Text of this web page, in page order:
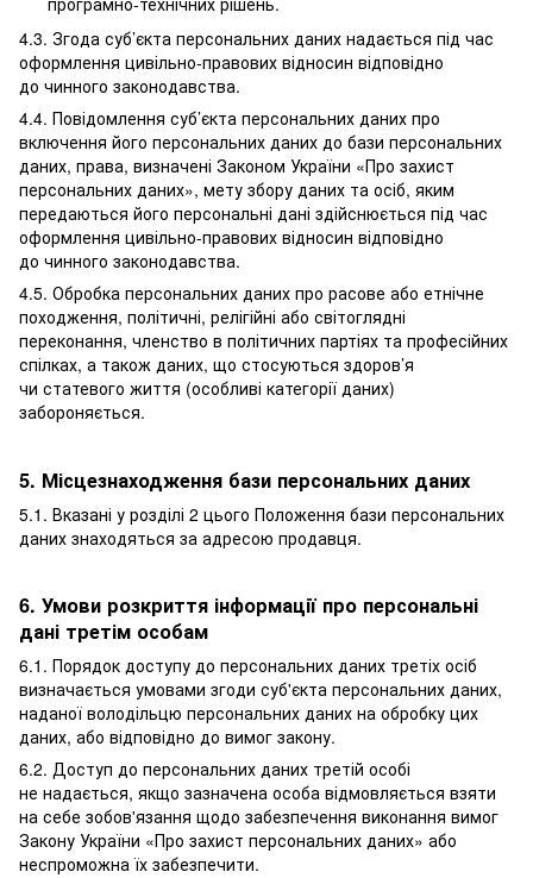
4.3. Згода суб’єкта персональних даних надається під час
оформлення цивільно-правових відносин відповідно
до чинного законодавства.
4.4. Повідомлення суб’єкта персональних даних про
включення його персональних даних до бази персональних
даних, права, визначені Законом України «Про захист
персональних даних», мету збору даних та осіб, яким
передаються його персональні дані здійснюється під час
оформлення цивільно-правових відносин відповідно
до чинного законодавства.
4.5. Обробка персональних даних про расове або етнічне
походження, політичні, релігійні або світоглядні
переконання, членство в політичних партіях та професійних
спілках, а також даних, що стосуються здоров’я
чи статевого життя (особливі категорії даних)
забороняється.
5. Місцезнаходження бази персональних даних
5.1. Вказані у розділі 2 цього Положення бази персональних
даних знаходяться за адресою продавця.
6. Умови розкриття інформації про персональні
дані третім особам
6.1. Порядок доступу до персональних даних третіх осіб
визначається умовами згоди суб'єкта персональних даних,
наданої володільцю персональних даних на обробку цих
даних, або відповідно до вимог закону.
6.2. Доступ до персональних даних третій особі
не надається, якщо зазначена особа відмовляється взяти
на себе зобов'язання щодо забезпечення виконання вимог
Закону України «Про захист персональних даних» або
неспроможна їх забезпечити.